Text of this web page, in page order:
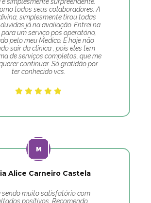
todos seus colaboradores. A
simplesmente tirou todas
já na avaliação. Entrei na
um serviço pos operatório,
pelo meu Medico. E hoje não
sair da clinica , pois eles tem
de serviços completos, que me
continuar. Só gratidão por
ter conhecido vcs.
Alice Carneiro Castela
sendo muito satisfatório com
positivos. Recomendo.